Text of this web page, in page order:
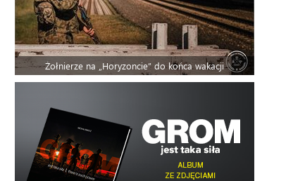
Żołnierze na „Horyzoncie” do końca wakacji